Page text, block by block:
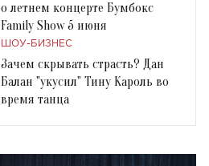
о летнем концерте Бумбокс
Family Show 5 июня
ШОУ-БИЗНЕС
Зачем скрывать страсть? Дан
Балан "укусил" Тину Кароль во
время танца